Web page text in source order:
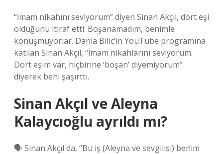
“İmam nikahını seviyorum” diyen Sinan Akçıl, dört eşi
olduğunu itiraf etti: Boşanamadım, benimle
konuşmuyorlar. Danla Bilic’in YouTube programına
katılan Sinan Akçıl, “İmam nikahlarını seviyorum.
Dört eşim var, hiçbirine ‘boşan’ diyemiyorum”
diyerek beni şaşırttı.
Sinan Akçıl ve Aleyna
Kalaycıoğlu ayrıldı mı?
🗣 Sinan Akçıl da, “Bu iş (Aleyna ve sevgilisi) benim